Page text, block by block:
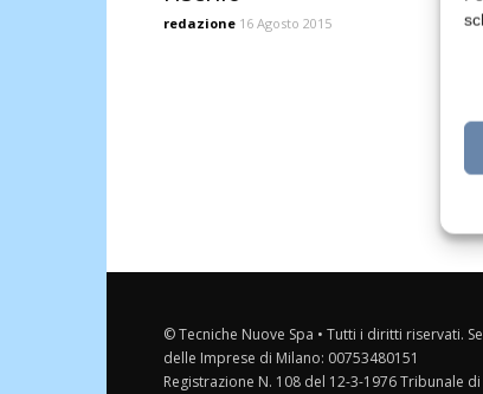
redazione 16 Agosto 2015
© Tecniche Nuove Spa • Tutti i diritti riservati.
delle Imprese di Milano: 00753480151
Registrazione N. 108 del 12-3-1976 Tribunale